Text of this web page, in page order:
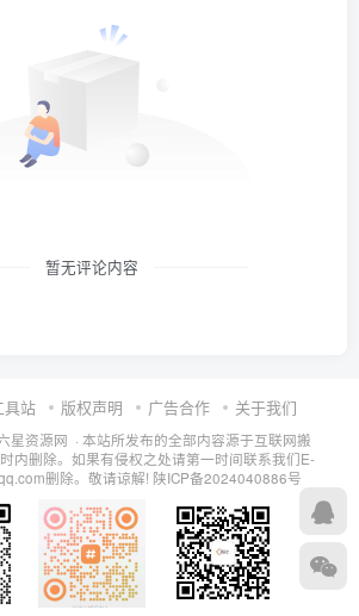
暂无评论内容
具站 版权声明 广告合作 关于我们
星资源网 · 本站所发布的全部内容源于互联网搬
内删除。如果有侵权之处请第一时间联系我们E-
删除。敬请谅解! 陕ICP备2024040886号